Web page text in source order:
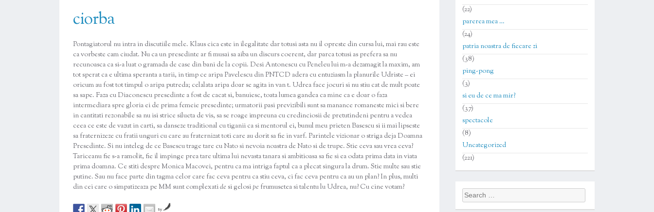
ciorba
Pontagiatorul nu intra in discutiile mele. Klaus cica este in ilegalitate dar totusi asta nu il opreste din cursa lui, mai rau este
ca vorbeste cam ciudat. Nu ca un presedinte ar fi musai sa aiba un discurs coerent, dar parca totusi as prefera sa nu
recunoasca ca si-a luat o gramada de case din bani de la copii. Desi Antonescu cu Peneleu lui m-a dezamagit la maxim, am
tot sperat ca e ultima speranta a tarii, in timp ce aripa Pavelescu din PNTCD adera cu entuziasm la planurile Udriste – ei
oricum au fost tot timpul o aripa putreda; celalata aripa doar se agita in van t. Udrea face jocuri si nu stiu cat de mult poate
sa sape. Faza cu Diaconescu presedinte a fost de cacat si, banuiesc, toata lumea gandea ca mine ca e doar o faza
intermediara spre gloria ei de prima femeie presedinte; urmatorii pasi previzibili sunt sa manance romaneste mici si bere
in cantitati rezonabile sa nu isi strice silueta de vis, sa se roage impreuna cu credinciosii de pretutindeni pentru a vedea
ceea ce este de vazut in carti, sa danseze traditional cu tiganii ca si mentorul ei, bunul meu prieten Basescu si ii mai lipseste
sa fraternizeze cu fratii unguri cu care au fraternizat toti care au dorit sa fie in varf. Parintele vizionar o striga deja Doamna
Presedinte. Si nu inteleg de ce Basescu trage tare cu Nato si nevoia noastra de Nato si de trupe. Stie ceva sau vrea ceva?
Tariceanu fie s-a ramolit, fie il impinge prea tare ultima lui nevasta tanara si ambitioasa sa fie si ea odata prima data in viata
prima doamna. Ce stiti despre Monica Macovei, pentru ca ma intriga faptul ca a plecat singura la drum. Stie multe sau stie
putine. Sau nu face parte din tagma celor care fac ceva pentru ca stiu ceva, ci fac ceva pentru ca au un plan? In plus, multi
din cei care o simpatizeaza pe MM sunt complexatide si gelosipe frumusetea si talentu lu Udrea, nu? Cu cine votam?
by
(22)
parerea mea …
(24)
patria noastra de fiecare zi
(38)
ping-pong
(3)
si eu de ce ma mir?
(37)
spectacole
(8)
Uncategorized
(221)
Search
for: